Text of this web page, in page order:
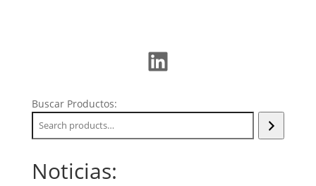
LinkedIn
Buscar Productos:
Noticias: